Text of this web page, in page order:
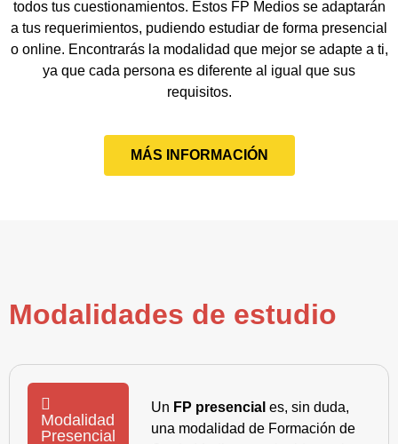
todos tus cuestionamientos. Estos FP Medios se adaptarán
a tus requerimientos, pudiendo estudiar de forma presencial
o online. Encontrarás la modalidad que mejor se adapte a ti,
ya que cada persona es diferente al igual que sus
requisitos.
MÁS INFORMACIÓN
Modalidades de estudio
Modalidad
Presencial
Un FP presencial es, sin duda,
una modalidad de Formación de